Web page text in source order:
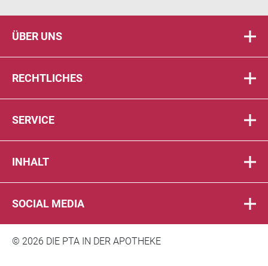
ÜBER UNS
RECHTLICHES
SERVICE
INHALT
SOCIAL MEDIA
© 2026 DIE PTA IN DER APOTHEKE